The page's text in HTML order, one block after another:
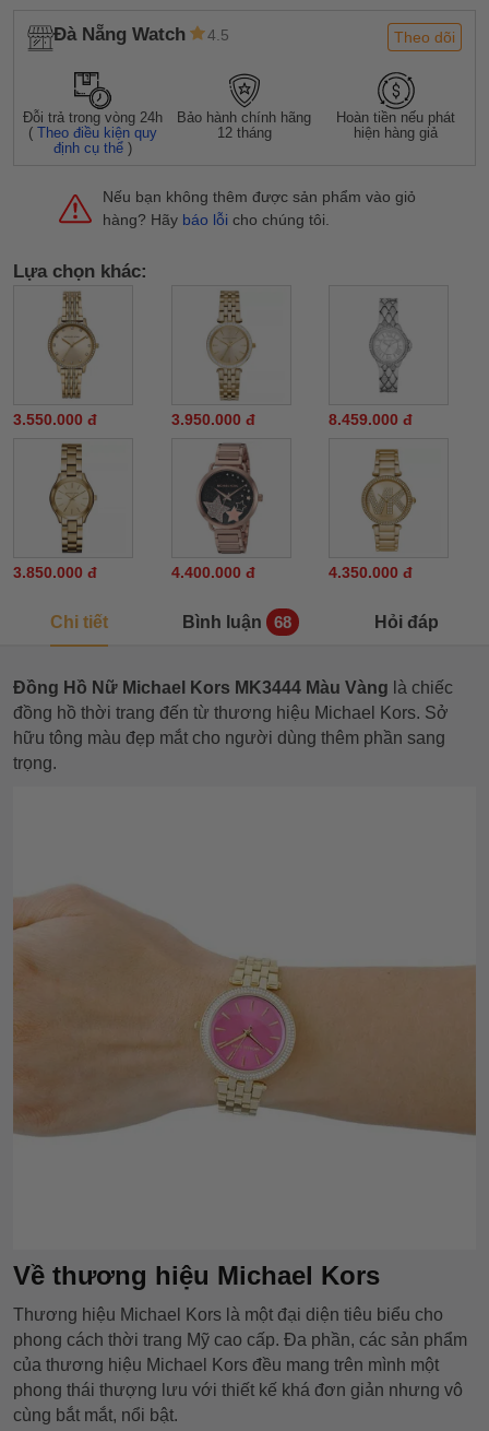
Đà Nẵng Watch 4.5 Theo dõi
Đỗi trả trong vòng 24h
(Theo điều kiện quy
định cụ thể )
Bảo hành chính hãng
12 tháng
Hoàn tiền nếu phát
hiện hàng giả
Nếu bạn không thêm được sản phẩm vào giỏ
hàng? Hãy báo lỗi cho chúng tôi.
Lựa chọn khác:
3.550.000 đ 3.950.000 đ 8.459.000 đ
3.850.000 đ 4.400.000 đ 4.350.000 đ
Chi tiết Bình luận 68 Hỏi đáp
Đồng Hồ Nữ Michael Kors MK3444 Màu Vàng là chiếc
đồng hồ thời trang đến từ thương hiệu Michael Kors. Sở
hữu tông màu đẹp mắt cho người dùng thêm phần sang
trọng.
Về thương hiệu Michael Kors
Thương hiệu Michael Kors là một đại diện tiêu biểu cho
phong cách thời trang Mỹ cao cấp. Đa phần, các sản phẩm
của thương hiệu Michael Kors đều mang trên mình một
phong thái thượng lưu với thiết kế khá đơn giản nhưng vô
cùng bắt mắt, nổi bật.